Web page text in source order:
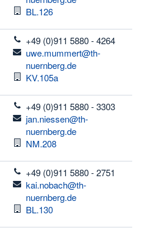
Raum
BL.126
telefon
+49 (0)911 5880 - 4264
email
uwe.mummert@th-
nuernberg.de
Raum
KV.105a
telefon
+49 (0)911 5880 - 3303
email
jan.niessen@th-
nuernberg.de
Raum
NM.208
telefon
+49 (0)911 5880 - 2751
email
kai.nobach@th-
nuernberg.de
Raum
BL.130